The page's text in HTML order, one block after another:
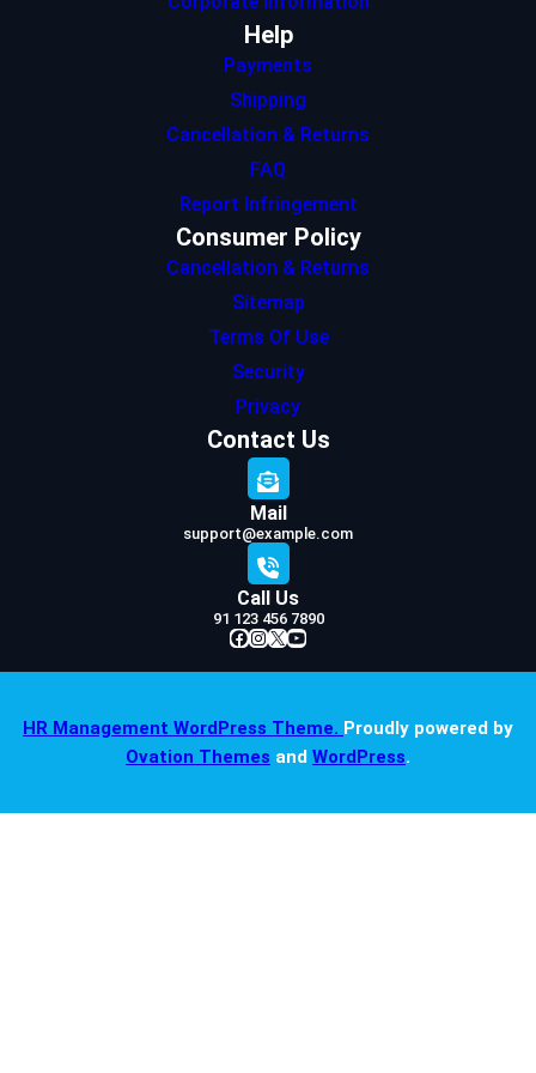
Help
Payments
Shipping
Cancellation & Returns
FAQ
Report Infringement
Consumer Policy
Cancellation & Returns
Sitemap
Terms Of Use
Security
Privacy
Contact Us
Mail
support@example.com
Call Us
91 123 456 7890
Facebook InstagramX YouTube
HR Management WordPress Theme. Proudly powered by
Ovation Themes and WordPress.